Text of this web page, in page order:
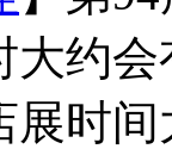
约
时